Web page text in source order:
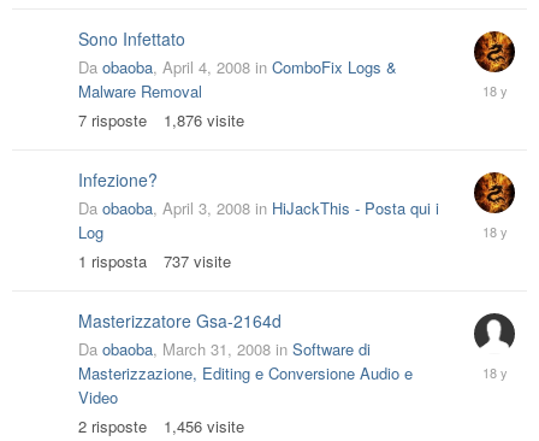
Sono Infettato
Da obaoba, April 4, 2008 in ComboFix Logs &
Malware Removal
7 risposte 1,876 visite
April
7,
Infezione?
Da obaoba, April 3, 2008 in HiJackThis - Posta qui i
Log
1 risposta 737 visite
April
4,
Masterizzatore Gsa-2164d
Da obaoba, March 31, 2008 in Software di
Masterizzazione, Editing e Conversione Audio e
Video
2 risposte 1,456 visite
April
2,